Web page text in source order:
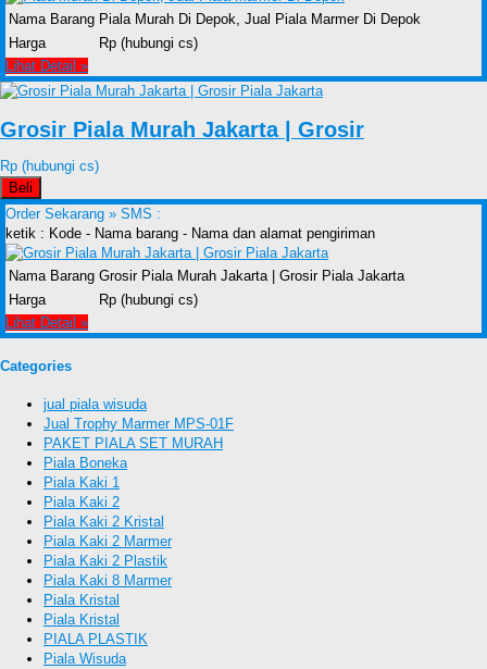
Nama Barang Piala Murah Di Depok, Jual Piala Marmer Di Depok
Harga
Rp (hubungi cs)
Lihat Detail »
Grosir Piala Murah Jakarta | Grosir
Rp (hubungi cs)
Beli
Order Sekarang » SMS :
ketik : Kode - Nama barang - Nama dan alamat pengiriman
Nama Barang Grosir Piala Murah Jakarta | Grosir Piala Jakarta
Harga
Rp (hubungi cs)
Lihat Detail »
Categories
jual piala wisuda
Jual Trophy Marmer MPS-01F
PAKET PIALA SET MURAH
Piala Boneka
Piala Kaki 1
Piala Kaki 2
Piala Kaki 2 Kristal
Piala Kaki 2 Marmer
Piala Kaki 2 Plastik
Piala Kaki 8 Marmer
Piala Kristal
Piala Kristal
PIALA PLASTIK
Piala Wisuda